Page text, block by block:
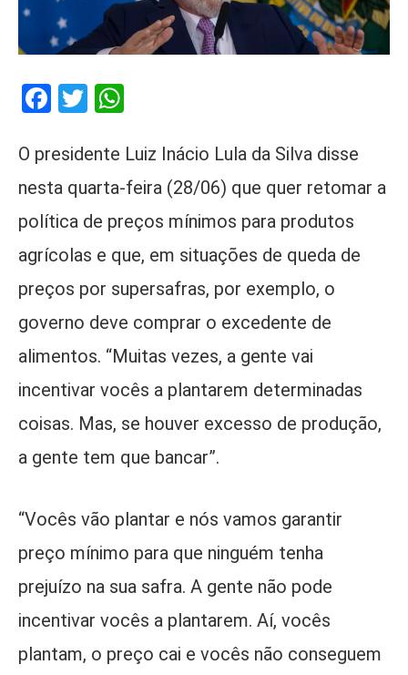
Facebook
Twitter
O presidente Luiz Inácio Lula da Silva disse
nesta quarta-feira (28/06) que quer retomar a
política de preços mínimos para produtos
agrícolas e que, em situações de queda de
preços por supersafras, por exemplo, o
governo deve comprar o excedente de
alimentos. “Muitas vezes, a gente vai
incentivar vocês a plantarem determinadas
coisas. Mas, se houver excesso de produção,
a gente tem que bancar”.
“Vocês vão plantar e nós vamos garantir
preço mínimo para que ninguém tenha
prejuízo na sua safra. A gente não pode
incentivar vocês a plantarem. Aí, vocês
plantam, o preço cai e vocês não conseguem